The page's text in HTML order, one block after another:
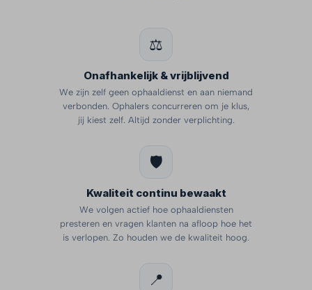
⚖️
Onafhankelijk & vrijblijvend
We zijn zelf geen ophaaldienst en aan niemand
verbonden. Ophalers concurreren om je klus,
jij kiest zelf. Altijd zonder verplichting.
🛡️
Kwaliteit continu bewaakt
We volgen actief hoe ophaaldiensten
presteren en vragen klanten na afloop hoe het
is verlopen. Zo houden we de kwaliteit hoog.
📍